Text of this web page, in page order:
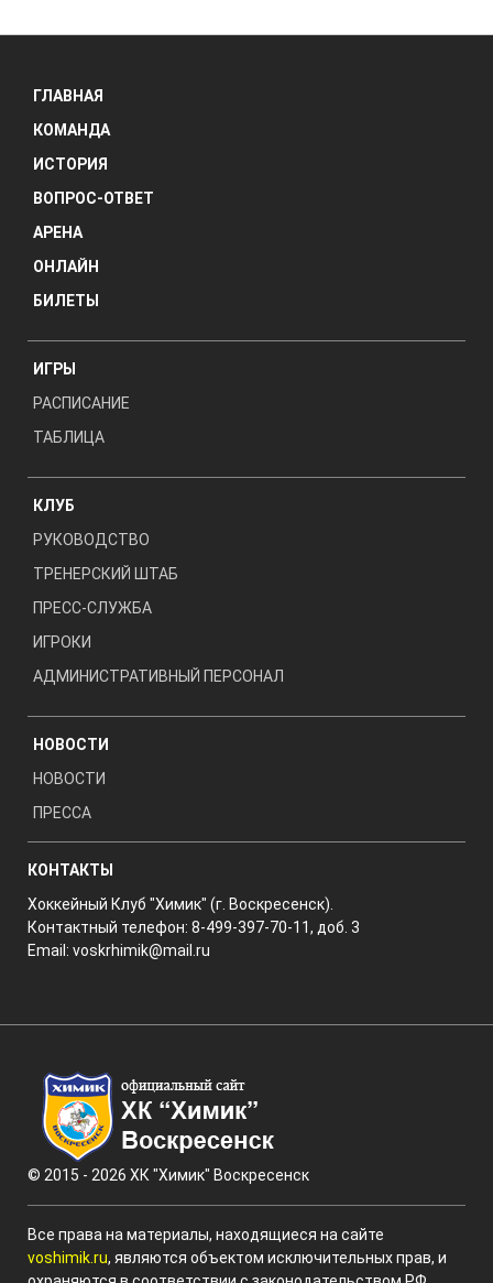
ГЛАВНАЯ
КОМАНДА
ИСТОРИЯ
ВОПРОС-ОТВЕТ
АРЕНА
ОНЛАЙН
БИЛЕТЫ
ИГРЫ
РАСПИСАНИЕ
ТАБЛИЦА
КЛУБ
РУКОВОДСТВО
ТРЕНЕРСКИЙ ШТАБ
ПРЕСС-СЛУЖБА
ИГРОКИ
АДМИНИСТРАТИВНЫЙ ПЕРСОНАЛ
НОВОСТИ
НОВОСТИ
ПРЕССА
КОНТАКТЫ
Хоккейный Клуб "Химик" (г. Воскресенск).
Контактный телефон: 8-499-397-70-11, доб. 3
Email: voskrhimik@mail.ru
© 2015 - 2026 ХК "Химик" Воскресенск
Все права на материалы, находящиеся на сайте
voshimik.ru, являются объектом исключительных прав, и